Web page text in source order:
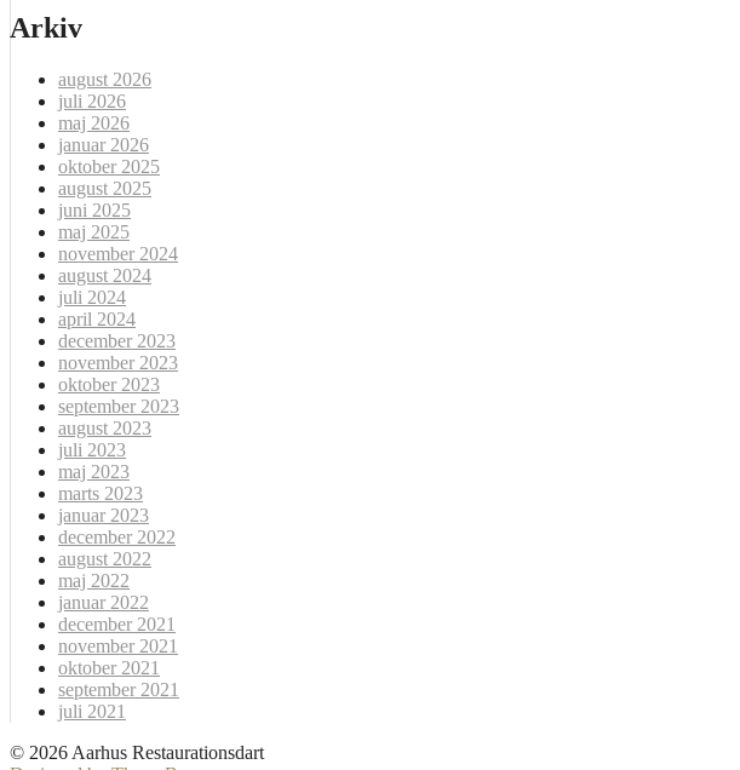
Arkiv
august 2026
juli 2026
maj 2026
januar 2026
oktober 2025
august 2025
juni 2025
maj 2025
november 2024
august 2024
juli 2024
april 2024
december 2023
november 2023
oktober 2023
september 2023
august 2023
juli 2023
maj 2023
marts 2023
januar 2023
december 2022
august 2022
maj 2022
januar 2022
december 2021
november 2021
oktober 2021
september 2021
juli 2021
© 2026 Aarhus Restaurationsdart